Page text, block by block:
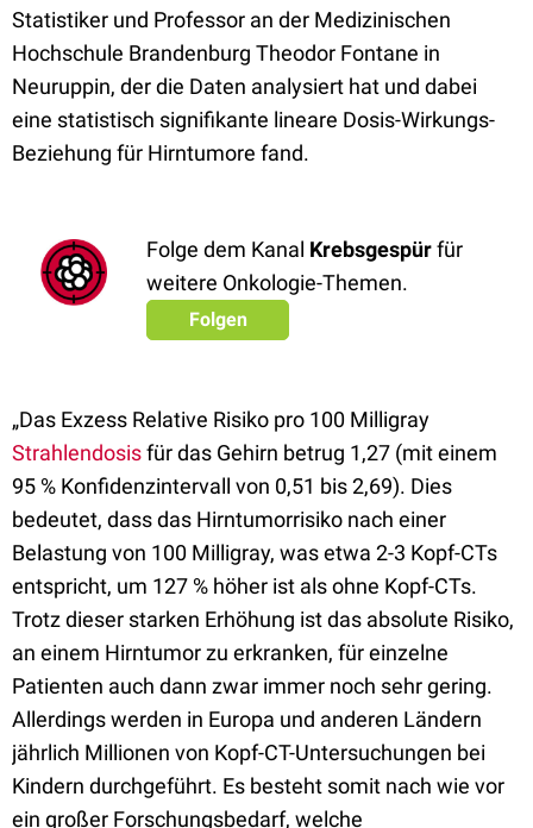
Statistiker und Professor an der Medizinischen
Hochschule Brandenburg Theodor Fontane in
Neuruppin, der die Daten analysiert hat und dabei
eine statistisch signifikante lineare Dosis-Wirkungs-
Beziehung für Hirntumore fand.
Folge dem Kanal Krebsgespürfür
weitere Onkologie-Themen.
Folgen
„Das Exzess Relative Risiko pro 100 Milligray
Strahlendosisfür das Gehirn betrug 1,27 (mit einem
95 % Konfidenzintervall von 0,51 bis 2,69). Dies
bedeutet, dass das Hirntumorrisiko nach einer
Belastung von 100 Milligray, was etwa 2-3 Kopf-CTs
entspricht, um 127 % höher ist als ohne Kopf-CTs.
Trotz dieser starken Erhöhung ist das absolute Risiko,
an einem Hirntumor zu erkranken, für einzelne
Patienten auch dann zwar immer noch sehr gering.
Allerdings werden in Europa und anderen Ländern
jährlich Millionen von Kopf-CT-Untersuchungen bei
Kindern durchgeführt. Es besteht somit nach wie vor
ein großer Forschungsbedarf, welche